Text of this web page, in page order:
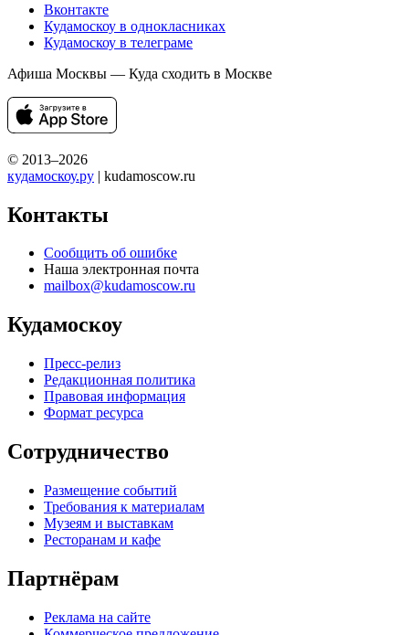
Вконтакте
Кудамоскоу в однокласниках
Кудамоскоу в телеграме
Афиша Москвы — Куда сходить в Москве
© 2013–2026
кудамоскоу.ру | kudamoscow.ru
Контакты
Сообщить об ошибке
Наша электронная почта
mailbox@kudamoscow.ru
Кудамоскоу
Пресс-релиз
Редакционная политика
Правовая информация
Формат ресурса
Сотрудничество
Размещение событий
Требования к материалам
Музеям и выставкам
Ресторанам и кафе
Партнёрам
Реклама на сайте